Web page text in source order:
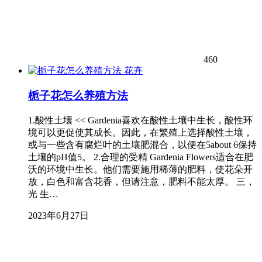
460
花卉
栀子花怎么养殖方法
1.酸性土壤 << Gardenia喜欢在酸性土壤中生长，酸性环
境可以更促使其成长。因此，在繁殖上选择酸性土壤，
或与一些含有腐烂叶的土壤肥混合，以便在5about 6保持
土壤的pH值5。 2.合理的受精 Gardenia Flowers适合在肥
沃的环境中生长。他们需要施用稀薄的肥料，使花朵开
放，白色和富含花香，但请注意，肥料不能太厚。 三，
光 生…
2023年6月27日